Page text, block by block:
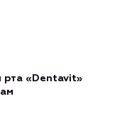
рта «Dentavit»